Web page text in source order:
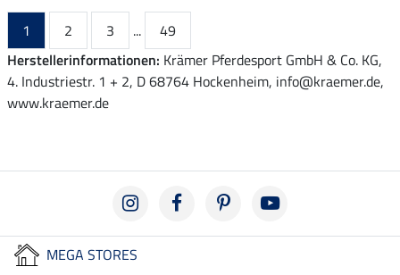
1 2 3 ...
49
Herstellerinformationen: Krämer Pferdesport GmbH & Co. KG,
4. Industriestr. 1 + 2, D 68764 Hockenheim, info@kraemer.de,
www.kraemer.de
MEGA STORES